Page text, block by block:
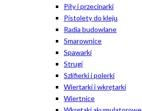
Piły i przecinarki
Pistolety do kleju
Radia budowlane
Smarownice
Spawarki
Strugi
Szlifierki i polerki
Wiertarki i wkrętarki
Wiertnice